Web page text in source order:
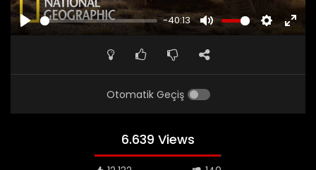
PLAY
-40:13
MUTE SETTINGS
Otomatik Geçiş
6.639 Views